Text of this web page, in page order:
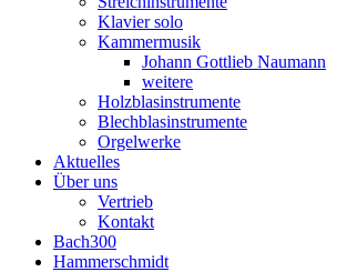
Klavier solo
Kammermusik
Johann Gottlieb Naumann
weitere
Holzblasinstrumente
Blechblasinstrumente
Orgelwerke
Aktuelles
Über uns
Vertrieb
Kontakt
Bach300
Hammerschmidt